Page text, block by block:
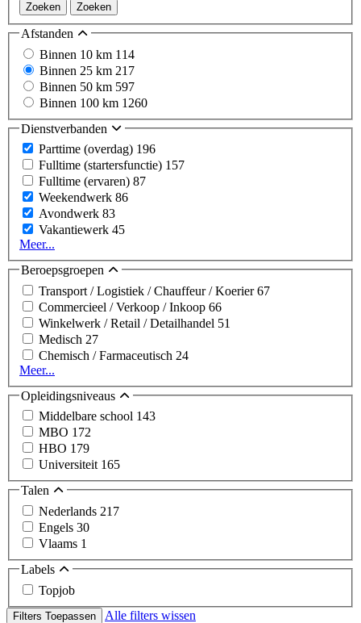
Zoeken Zoeken
Afstanden
Binnen 10 km 114
Binnen 25 km 217
Binnen 50 km 597
Binnen 100 km 1260
Dienstverbanden
Parttime (overdag) 196
Fulltime (startersfunctie) 157
Fulltime (ervaren) 87
Weekendwerk 86
Avondwerk 83
Vakantiewerk 45
Meer...
Beroepsgroepen
Transport / Logistiek / Chauffeur / Koerier67
Commercieel / Verkoop / Inkoop 66
Winkelwerk / Retail / Detailhandel 51
Medisch 27
Chemisch / Farmaceutisch 24
Meer...
Opleidingsniveaus
Middelbare school 143
MBO 172
HBO 179
Universiteit 165
Talen
Nederlands 217
Engels 30
Vlaams 1
Labels
Topjob
Filters Toepassen Alle filters wissen